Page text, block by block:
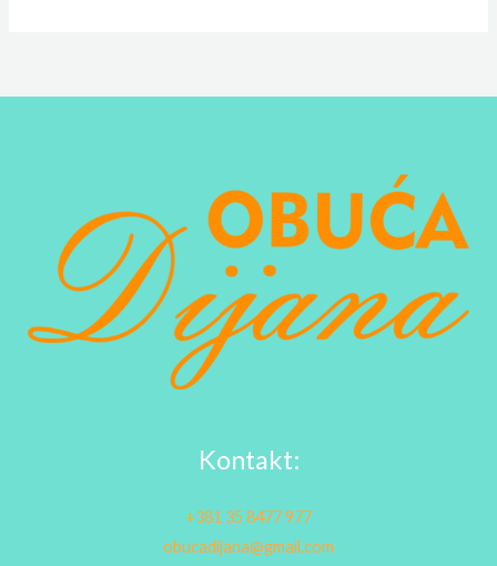
Kontakt:
+381 35 8477 977
obucadijana@gmail.com